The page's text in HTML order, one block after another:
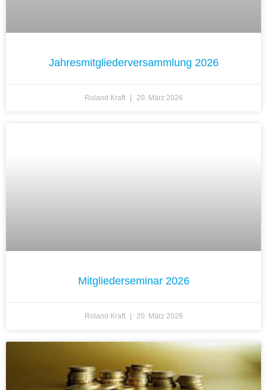
Jahresmitgliederversammlung 2026
Roland Kraft 20. März 2026
Mitgliederseminar 2026
Roland Kraft 20. März 2026